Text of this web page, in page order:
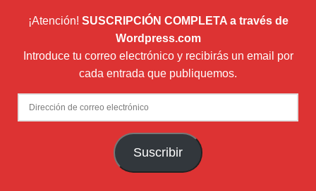
¡Atención! SUSCRIPCIÓN COMPLETA a través de
Wordpress.com
Introduce tu correo electrónico y recibirás un email por
cada entrada que publiquemos.
Dirección
de
Suscribir